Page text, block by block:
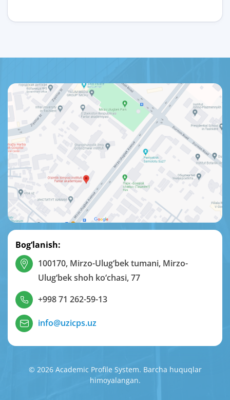
Bog‘lanish:
100170, Mirzo-Ulug‘bek tumani, Mirzo-
Ulug‘bek shoh ko‘chasi, 77
+998 71 262-59-13
info@uzicps.uz
© 2026 Academic Profile System. Barcha huquqlar
himoyalangan.